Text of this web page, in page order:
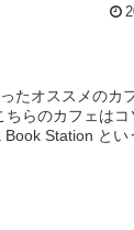
たオススメのカ
ちらのカフェはコ
Station とい